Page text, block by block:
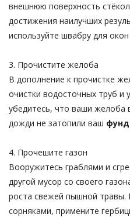
внешнюю поверхность
достижения наилучших
используйте швабру для
3. Прочистите желоба
В дополнение к прочистке
очистки водосточных труб и
убедитесь, что ваши желоба
дожди не затопили ваш
4. Прочешите газон
Вооружитесь граблями и
другой мусор со своего
роста свежей пышной травы.
сорняками, примените